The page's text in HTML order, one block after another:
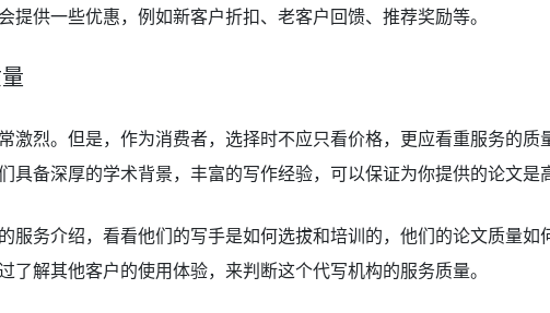
提供一些优惠，例如新客户折扣、老客户回馈、推荐奖励等。
激烈。但是，作为消费者，选择时不应只看价格，更应看重服务的质
具备深厚的学术背景，丰富的写作经验，可以保证为你提供的论文是
服务介绍，看看他们的写手是如何选拔和培训的，他们的论文质量如
了解其他客户的使用体验，来判断这个代写机构的服务质量。